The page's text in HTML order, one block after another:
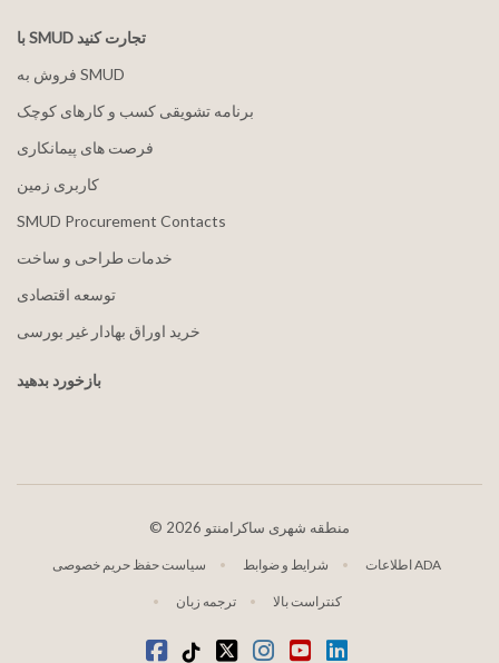
با SMUD تجارت کنید
فروش به SMUD
برنامه تشویقی کسب و کارهای کوچک
فرصت های پیمانکاری
کاربری زمین
SMUD Procurement Contacts
خدمات طراحی و ساخت
توسعه اقتصادی
خرید اوراق بهادار غیر بورسی
بازخورد بدهید
© 2026 منطقه شهری ساکرامنتو
سیاست حفظ حریم خصوصی شرایط و ضوابط اطلاعات ADA
ترجمه زبان کنتراست بالا
فیس بوک
تیک تاک
توییتراینستاگرام
یوتیوبلینکدین